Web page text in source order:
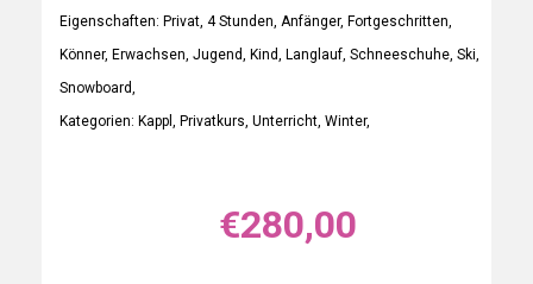
Eigenschaften: Privat, 4 Stunden, Anfänger, Fortgeschritten,
Könner, Erwachsen, Jugend, Kind, Langlauf, Schneeschuhe, Ski,
Snowboard,
Kategorien: Kappl, Privatkurs, Unterricht, Winter,
€280,00